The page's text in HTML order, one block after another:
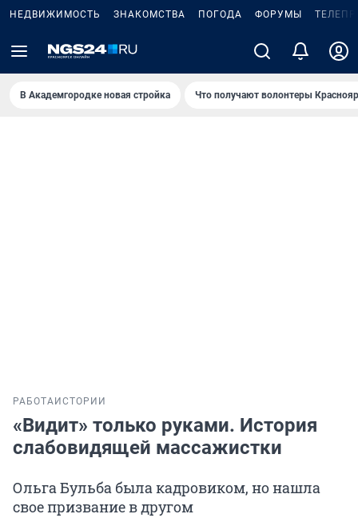
НЕДВИЖИМОСТЬ ЗНАКОМСТВА ПОГОДА ФОРУМЫ
В Академгородке новая стройка Что получают волонтеры
РАБОТА ИСТОРИИ
«Видит» только руками. История
слабовидящей массажистки
Ольга Бульба была кадровиком, но нашла
свое призвание в другом